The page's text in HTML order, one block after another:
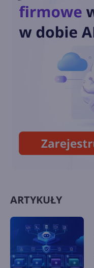
ARTYKUŁY